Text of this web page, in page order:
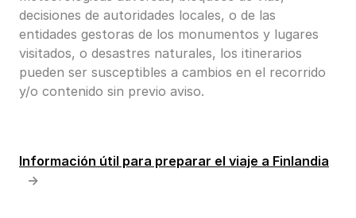
decisiones de autoridades locales, o de las
entidades gestoras de los monumentos y lugares
visitados, o desastres naturales, los itinerarios
pueden ser susceptibles a cambios en el recorrido
y/o contenido sin previo aviso.
Información útil para preparar el viaje a Finlandia